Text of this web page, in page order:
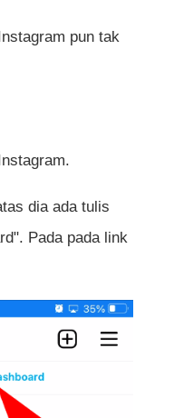
pun tak
dia ada tulis
Pada pada link